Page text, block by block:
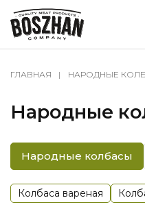
ГЛАВНАЯ НАРОДНЫЕ
Народные
Народные колбасы
Колбаса вареная